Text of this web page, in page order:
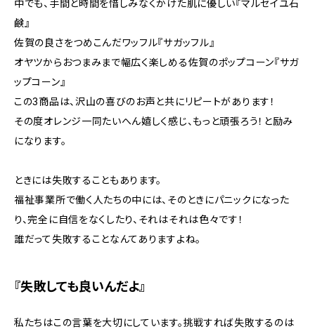
中でも、手間と時間を惜しみなくかけた肌に優しい『マルセイユ石
鹸』
佐賀の良さをつめこんだワッフル『サガッフル』
オヤツからおつまみまで幅広く楽しめる佐賀のポップコーン『サガ
ップコーン』
この3商品は、沢山の喜びのお声と共にリピートがあります！
その度オレンジ一同たいへん嬉しく感じ、もっと頑張ろう！と励み
になります。
ときには失敗することもあります。
福祉事業所で働く人たちの中には、そのときにパニックになった
り、完全に自信をなくしたり、それはそれは色々です！
誰だって失敗することなんてありますよね。
『失敗しても良いんだよ』
私たちはこの言葉を大切にしています。挑戦すれば失敗するのは